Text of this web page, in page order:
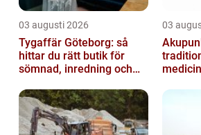
03 augusti 2026
Tygaffär Göteborg: så
hittar du rätt butik för
sömnad, inredning och
03